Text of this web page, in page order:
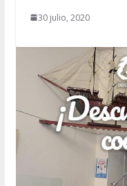
30 julio, 2020